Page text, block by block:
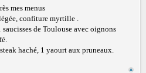
mes menus
confiture myrtille .
de Toulouse avec oignons
haché, 1 yaourt aux pruneaux.